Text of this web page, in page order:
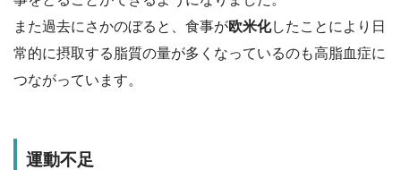
また過去にさかのぼると、食事が欧米化したことにより日
常的に摂取する脂質の量が多くなっているのも高脂血症に
つながっています。
運動不足